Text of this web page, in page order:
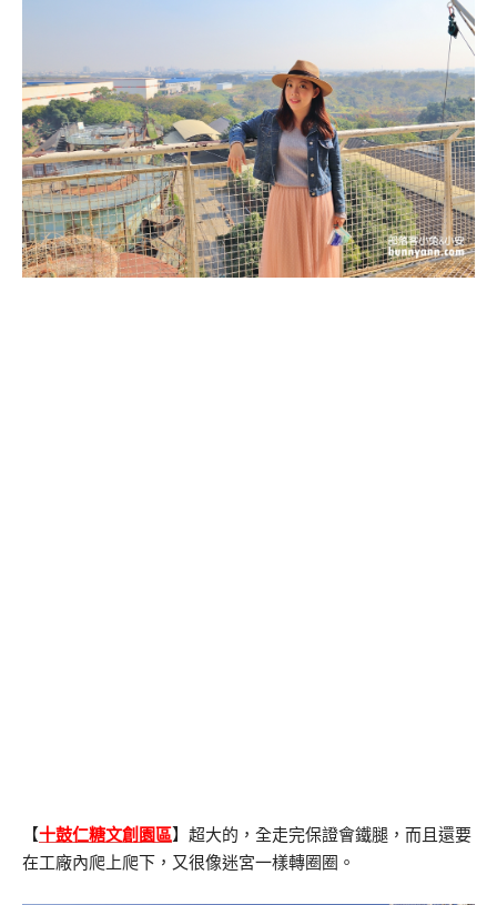
【十鼓仁糖文創園區】超大的，全走完保證會鐵腿，而且還要
在工廠內爬上爬下，又很像迷宮一樣轉圈圈。